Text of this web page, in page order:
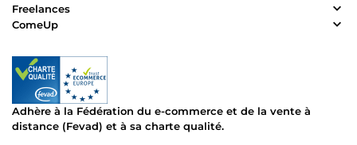
Freelances
ComeUp
Adhère à la Fédération du e-commerce et de la vente à
distance (Fevad) et à sa charte qualité.